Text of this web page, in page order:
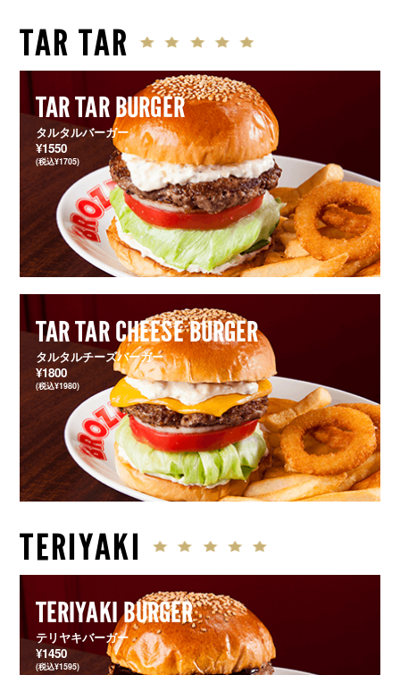
TAR TAR
TAR TAR BURGER
タルタルバーガー
¥1550
(税込¥1705)
TAR TAR CHEESE BURGER
タルタルチーズバーガー
¥1800
(税込¥1980)
TERIYAKI
TERIYAKI BURGER
テリヤキバーガー
¥1450
(税込¥1595)